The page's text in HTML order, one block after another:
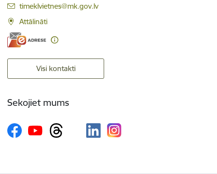
E-pasts:
timeklvietnes@mk.gov.lv
Attālināti
Visi kontakti
Sekojiet mums